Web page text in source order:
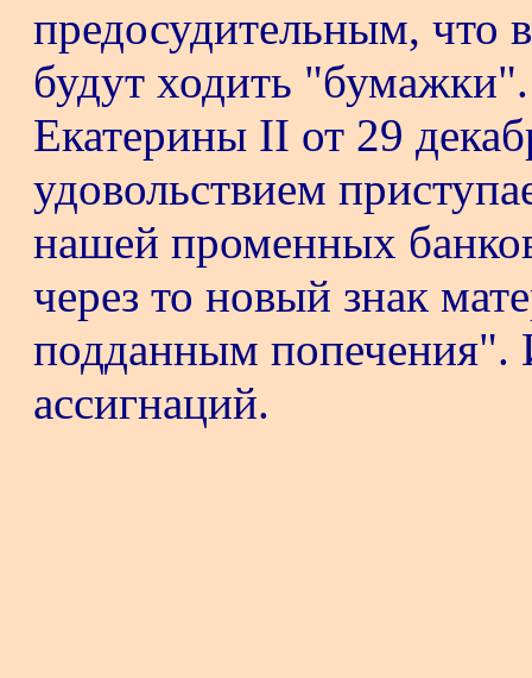
предосудительным, что
будут ходить
Екатерины II от 29
удовольствием
нашей променных
через то новый знак
подданным попечения".
ассигнаций.